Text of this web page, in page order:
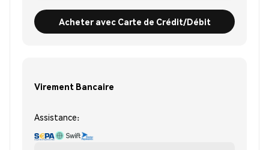
Acheter avec Carte de Crédit/Débit
Virement Bancaire
Assistance: